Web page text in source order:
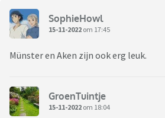
SophieHowl
15-11-2022 om 17:45
Münster en Aken zijn ook erg leuk.
GroenTuintje
15-11-2022 om 18:04